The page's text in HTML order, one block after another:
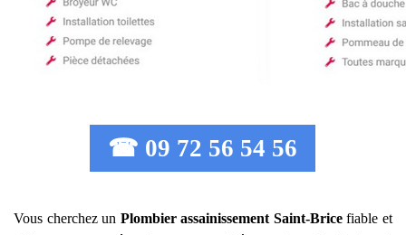
☎ 09 72 56 54 56
Vous cherchez un Plombier assainissement Saint-Bricefiable et